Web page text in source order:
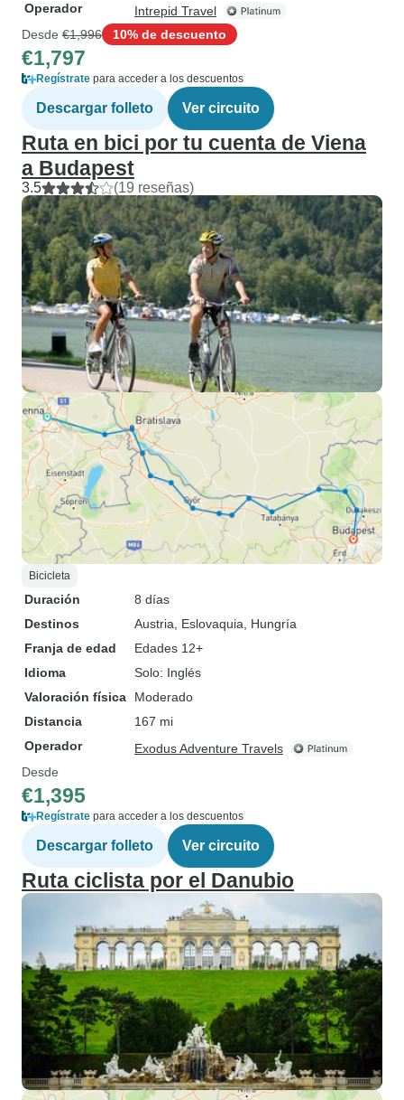
Operador
Intrepid Travel
Desde €1,996 10% de descuento
€1,797
Regístrate para acceder a los descuentos
Descargar folleto Ver circuito
Ruta en bici por tu cuenta de Viena
a Budapest
3.5 (19 reseñas)
Bicicleta
Duración
8 días
Destinos
Austria , Eslovaquia , Hungría
Franja de edad
Edades 12+
Idioma
Solo: Inglés
Valoración física
Moderado
Distancia
167 mi
Operador
Exodus Adventure Travels
Desde
€1,395
Regístrate para acceder a los descuentos
Descargar folleto Ver circuito
Ruta ciclista por el Danubio